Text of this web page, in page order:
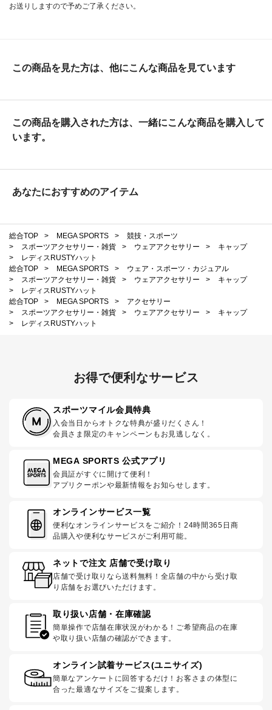
お送りしますので予めご了承ください。
この商品を見た方は、他にこんな商品を見ています
この商品を購入された方は、一緒にこんな商品を購入して
います。
あなたにおすすめのアイテム
総合TOP > MEGA SPORTS >
競技・スポーツ
>
スポーツアクセサリー・雑貨 > ウェアアクセサリー >
キャップ
>
レディスRUSTYハット
総合TOP
> MEGA SPORTS >
ウェア・スポーツ・カジュアル
>
スポーツアクセサリー・雑貨 > ウェアアクセサリー >
キャップ
>
レディスRUSTYハット
総合TOP
> MEGA SPORTS >
アクセサリー
>
スポーツアクセサリー・雑貨 > ウェアアクセサリー >
キャップ
>
レディスRUSTYハット
お得で便利なサービス
スポーツマイル会員特典
入会当日からオトクな特典が盛りだくさん！
会員さま限定のキャンペーンもお見逃しなく。
MEGA SPORTS 公式アプリ
会員証がすぐに開けて便利！
アプリクーポンや最新情報をお知らせします。
オンラインサービス一覧
便利なオンラインサービスをご紹介！24時間365日商
品購入や便利なサービスがご利用可能。
ネットで注文 店舗で受け取り
店舗で受け取りなら送料無料！全店舗の中から受け取
り店舗をお選びいただけます。
取り扱い店舗・在庫確認
簡単操作で店舗在庫状況がわかる！ご希望商品の在庫
や取り扱い店舗の確認ができます。
オンライン試着サービス(ユニサイズ)
簡単なアンケートに回答するだけ！お客さまの体型に
合った最適なサイズをご提案します。